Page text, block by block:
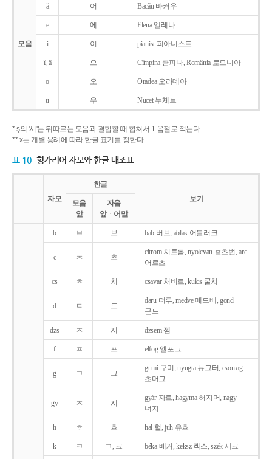
모음
ǎ 어 Bacǎu 바커우
e 에 Elena 엘레나
i 이 pianist 피아니스트
î, â 으 Cîmpina 큼피나, România 로므니아
o 오 Oradea 오라데아
u 우 Nucet 누체트
* ş의 '시'는 뒤따르는 모음과 결합할 때 합쳐서 1 음절로 적는다.
** x는 개별 용례에 따라 한글 표기를 정한다.
표 10 헝가리어 자모와 한글 대조표
자모
한글
보기
모음
앞
자음
앞ㆍ어말
b ㅂ 브 bab 버브, ablak 어블러크
c ㅊ 츠
citrom 치트롬, nyolcvan 뇰츠번, arc
어르츠
cs ㅊ 치 csavar 처버르, kulcs 쿨치
d ㄷ 드
daru 더루, medve 메드베, gond
곤드
dzs ㅈ 지 dzsem 젬
f ㅍ 프 elfog 엘포그
g ㄱ 그
gumi 구미, nyugta 뉴그터, csomag
초머그
gy ㅈ 지
gyár 자르, hagyma 허지머, nagy
너지
h ㅎ 흐 hal 헐, juh 유흐
k ㅋ ㄱ, 크 béka 베커, keksz 켁스, szék 세크